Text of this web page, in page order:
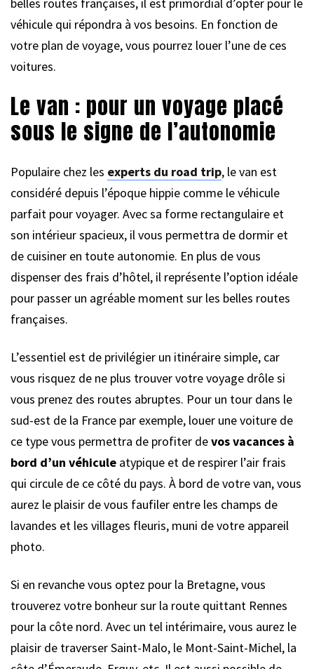
véhicule qui répondra à vos besoins. En fonction de
votre plan de voyage, vous pourrez louer l’une de ces
voitures.
Le van : pour un voyage placé
sous le signe de l’autonomie
Populaire chez les experts du road trip, le van est
considéré depuis l’époque hippie comme le véhicule
parfait pour voyager. Avec sa forme rectangulaire et
son intérieur spacieux, il vous permettra de dormir et
de cuisiner en toute autonomie. En plus de vous
dispenser des frais d’hôtel, il représente l’option idéale
pour passer un agréable moment sur les belles routes
françaises.
L’essentiel est de privilégier un itinéraire simple, car
vous risquez de ne plus trouver votre voyage drôle si
vous prenez des routes abruptes. Pour un tour dans le
sud-est de la France par exemple, louer une voiture de
ce type vous permettra de profiter devos vacances à
bord d’un véhicule atypique et de respirer l’air frais
qui circule de ce côté du pays. À bord de votre van, vous
aurez le plaisir de vous faufiler entre les champs de
lavandes et les villages fleuris, muni de votre appareil
photo.
Si en revanche vous optez pour la Bretagne, vous
trouverez votre bonheur sur la route quittant Rennes
pour la côte nord. Avec un tel intérimaire, vous aurez le
plaisir de traverser Saint-Malo, le Mont-Saint-Michel, la